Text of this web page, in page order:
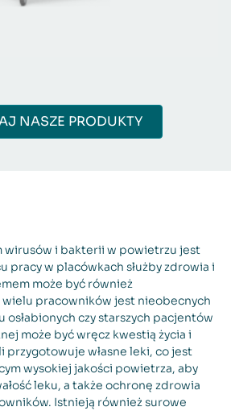
NASZE PRODUKTY
wirusów i bakterii w powietrzu jest
pracy w placówkach służby zdrowia i
może być również
pracowników jest nieobecnych
osłabionych czy starszych pacjentów
może być wręcz kwestią życia i
przygotowuje własne leki, co jest
wysokiej jakości powietrza, aby
leku, a także ochronę zdrowia
Istnieją również surowe